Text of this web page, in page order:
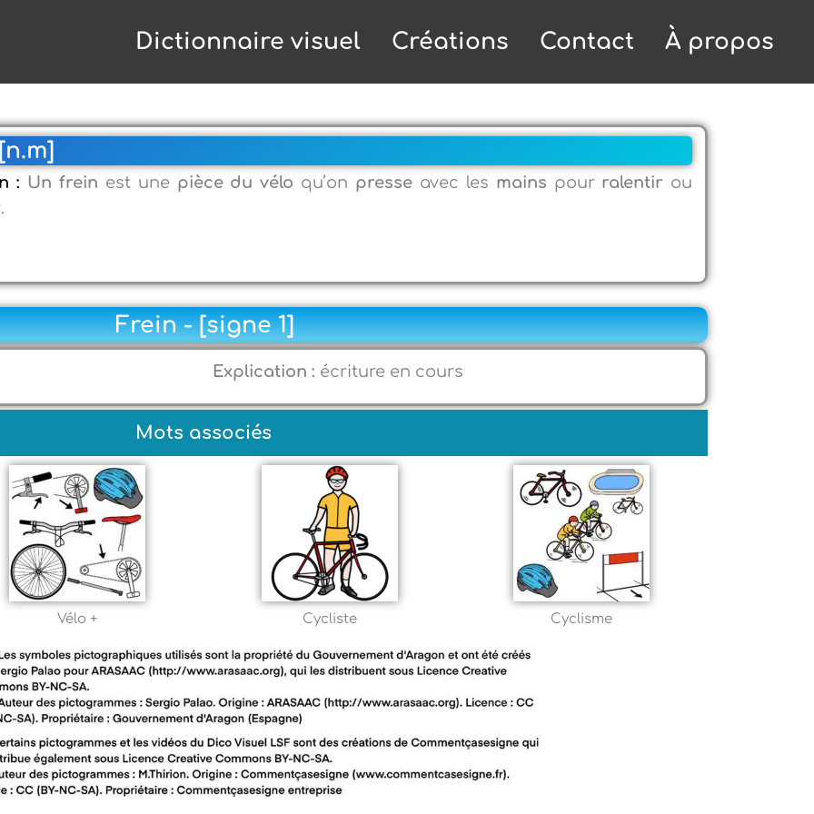
Dictionnaire visuel Créations Contact À propos
: Un frein est une pièce du vélo qu’on presse avec les mains pour ralentir ou
.
Frein - [signe 1]
Explication : écriture en cours
Mots associés
Vélo + Cycliste Cyclisme